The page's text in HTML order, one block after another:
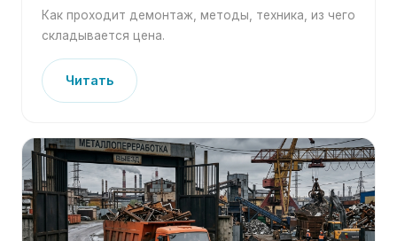
Как проходит демонтаж, методы, техника, из чего
складывается цена.
Читать